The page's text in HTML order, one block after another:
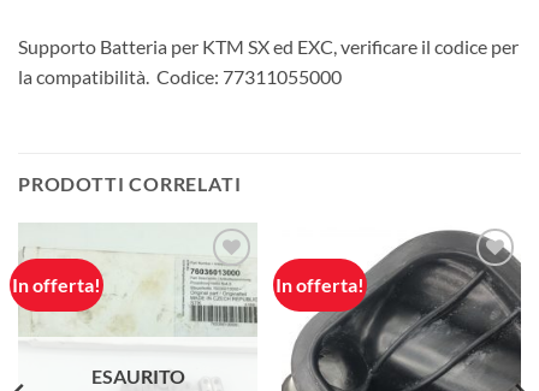
Supporto Batteria per KTM SX ed EXC, verificare il codice per
la compatibilità. Codice: 77311055000
PRODOTTI CORRELATI
In offerta!
Aggiungi
alla lista
dei
ESAURITO
In offerta!
Aggiungi
alla lista
dei
desideri